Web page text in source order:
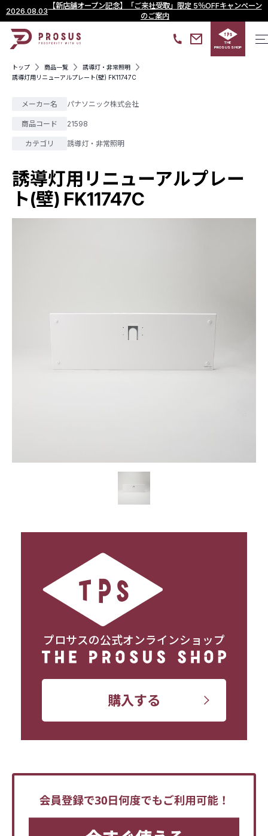
2026.08.03
【新店舗オープン記念】「ご来社受取」限定 5％OFFキャンペーン
のご案内
THE
PROSUS SHOP
トップ 商品一覧
誘導灯・非常照明
誘導灯用リニューアルプレート(壁) FK11747C
メーカー名 パナソニック株式会社
商品コード 21598
カテゴリ 誘導灯・非常照明
誘導灯用リニューアルプレー
ト(壁) FK11747C
プロサスの公式オンラインショップ
購入する